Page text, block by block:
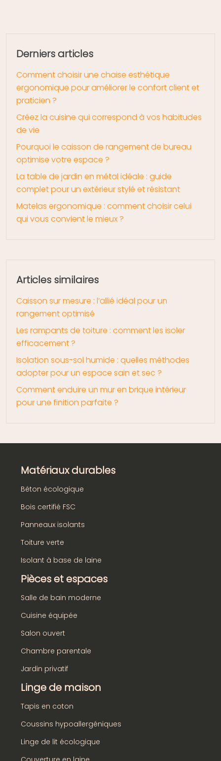
Derniers articles
Comment choisir une chaise esthétique
ergonomique pour améliorer le confort client et
praticien ?
Créez la cuisine qui correspond à vos habitudes
de vie
Pourquoi le caisson de rangement de bureau
optimise votre espace ?
La table de jardin en métal idéale : guide
complet pour un extérieur stylé et résistant
Matelas ergonomique : comment choisir celui
qui vous convient le mieux ?
Articles similaires
Caisson sur mesure : l’allié idéal pour un
rangement optimisé
Les rampants de toiture : comment les isoler
efficacement ?
Isolation sous-sol humide : quelles méthodes
adopter pour un espace sain et sec ?
Comment enduire un mur en brique intérieur
pour une finition parfaite ?
Matériaux durables
Béton écologique
Bois certifié FSC
Panneaux isolants
Toiture verte
Isolant à base de laine
Pièces et espaces
Salle de bain moderne
Cuisine équipée
Salon ouvert
Chambre parentale
Jardin privatif
Linge de maison
Tapis en coton
Coussins hypoallergéniques
Linge de lit écologique